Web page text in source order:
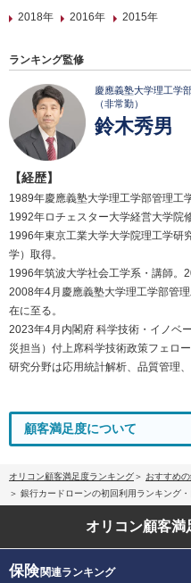
2018年
2016年 2015年
ランキング監修
慶應義塾大学理工学
（非常勤）
鈴木秀男
【経歴】
1989年慶應義塾大学理工学部管理工
1992年ロチェスター大学経営大学院
1996年東京工業大学大学院理工学研
学）取得。
1996年筑波大学社会工学系・講師。
2008年4月慶應義塾大学理工学部管
在に至る。
2023年4月内閣府 科学技術・イノベ
災担当）付上席科学技術政策フェロー
研究分野は応用統計解析、品質管理、
顧客満足度について
オリコン顧客満足度ランキング
おすすめ
銀行カードローンの初回利用ランキング
オリコン顧客満
保険関連ランキング